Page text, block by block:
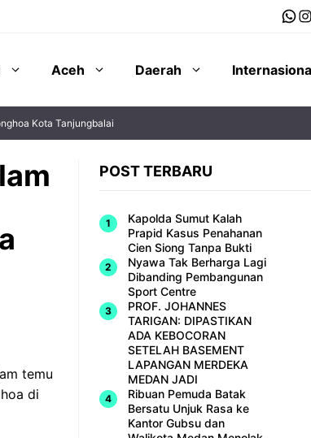
Aceh Daerah
Kota Tanjungbalai
temu
di
POST TERBARU
Kapolda Sumut Kalah
Prapid Kasus Penahanan
Cien Siong Tanpa Bukti
Nyawa Tak Berharga Lagi
Dibanding Pembangunan
Sport Centre
PROF. JOHANNES
TARIGAN: DIPASTIKAN
ADA KEBOCORAN
SETELAH BASEMENT
LAPANGAN MERDEKA
MEDAN JADI
Ribuan Pemuda Batak
Bersatu Unjuk Rasa ke
Kantor Gubsu dan